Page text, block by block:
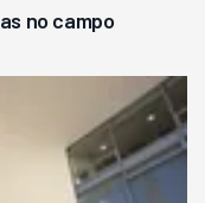
no campo